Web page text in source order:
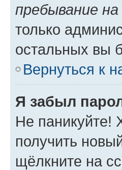
пребывание
только
остальных вы
Вернуться к
Я забыл
Не паникуйте!
получить
щёлкните на